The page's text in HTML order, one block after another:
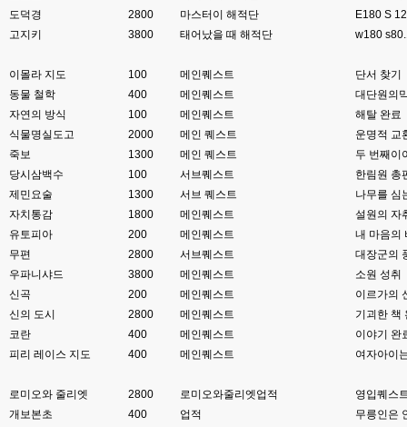
도덕경
2800 마스터이 해적단
E180 S
고지키
3800 태어났을 때 해적단 w180
이몰라 지도 100 메인퀘스트
단서 찾기
동물 철학
400 메인퀘스트
대단원의
자연의 방식
100 메인퀘스트
해탈 완료
식물명실도고
2000 메인 퀘스트
운명적 교
죽보
1300 메인 퀘스트
두 번째이
당시삼백수
100 서브퀘스트
한림원 총
제민요술
1300 서브 퀘스트
나무를 심
자치통감
1800 메인퀘스트
설원의 자
유토피아
200 메인퀘스트
내 마음의
무편
2800 서브퀘스트
대장군의
우파니샤드
3800 메인퀘스트
소원 성취
신곡
200 메인퀘스트
이르가의
신의 도시
2800 메인퀘스트
기괴한 책
코란
400 메인퀘스트
이야기 완
피리 레이스 지도
400 메인퀘스트 여자아이
로미오와 줄리엣 2800 로미오와줄리엣업적
영입퀘스
개보본초
400 업적
무릉인은
8버전쪽은 아에 지원을 안하니깐 .. 용량도 용량이고 ;;
고게임77 00:10
ㅋㅋㅋ 다 똑같은거같네여. 저도 xe3 가따가 하루만에 다시왔었는데
esils 00:11
esils 00:11
문뜩 라이믹스가있는데 내가왜 뻘짓중이지 하면서 집어치운 ..;
고게임77 00:12
고게임77 00:12
8버전 공유하시는 분이 계셨는데
esils 00:12
고게임77 00:13
솔찍히 아직도 라이믹스보다 xe가 정이 더가긴합니다 ㅠ